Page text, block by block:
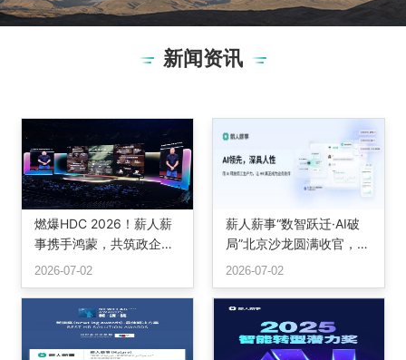
新闻资讯
燃爆HDC 2026！薪人薪
事携手鸿蒙，共筑政企办
公智慧底座
2026-07-02
薪人薪事“数智跃迁·AI破
局”北京沙龙圆满收官，三
位专家共话组织重构与智
2026-07-02